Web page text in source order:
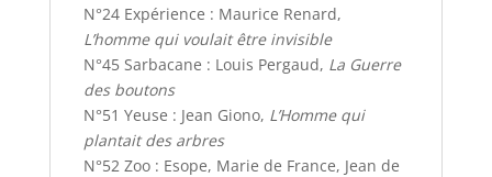
N°24 Expérience : Maurice Renard,
L’homme qui voulait être invisible
N°45 Sarbacane : Louis Pergaud, La Guerre
des boutons
N°51 Yeuse : Jean Giono, L’Homme qui
plantait des arbres
N°52 Zoo : Esope, Marie de France, Jean de